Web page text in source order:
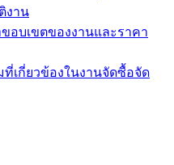
งาน
อบเขตของงานและราคา
เกี่ยวข้องในงานจัดซื้อจัด